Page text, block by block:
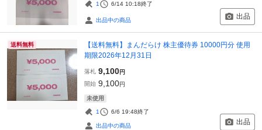
1 6/14 10:18終了
出品中の商品 出品
送料無料
【送料無料】まんだらけ 株主優待券 10000円分 使用
期限2026年12月31日
落札 9,100円
開始 9,100円
未使用
1 6/6 19:48終了
出品中の商品 出品